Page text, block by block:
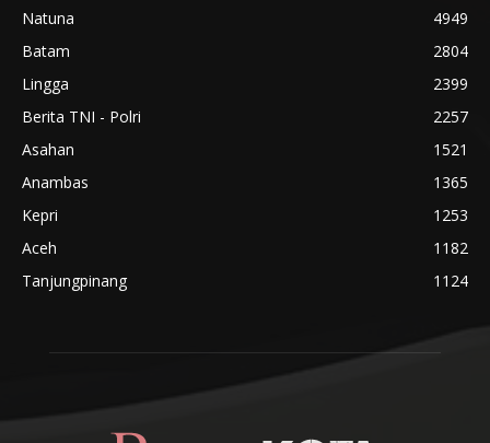
Natuna
4949
Batam
2804
Lingga
2399
Berita TNI - Polri
2257
Asahan
1521
Anambas
1365
Kepri
1253
Aceh
1182
Tanjungpinang
1124